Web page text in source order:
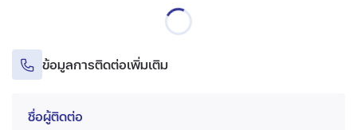
ข้อมูลการติดต่อเพิ่มเติม
ชื่อผู้ติดต่อ